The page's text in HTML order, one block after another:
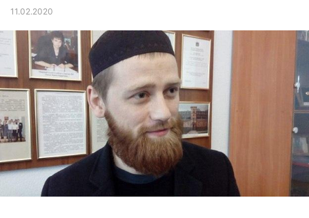
11.02.2020